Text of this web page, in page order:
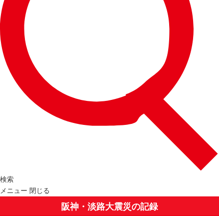
検索
メニュー 閉じる
阪神・淡路大震災の記録